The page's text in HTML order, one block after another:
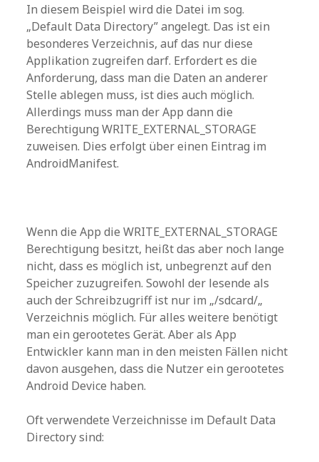
In diesem Beispiel wird die Datei im sog.
„Default Data Directory” angelegt. Das ist ein
besonderes Verzeichnis, auf das nur diese
Applikation zugreifen darf. Erfordert es die
Anforderung, dass man die Daten an anderer
Stelle ablegen muss, ist dies auch möglich.
Allerdings muss man der App dann die
Berechtigung WRITE_EXTERNAL_STORAGE
zuweisen. Dies erfolgt über einen Eintrag im
AndroidManifest.
Wenn die App die WRITE_EXTERNAL_STORAGE
Berechtigung besitzt, heißt das aber noch lange
nicht, dass es möglich ist, unbegrenzt auf den
Speicher zuzugreifen. Sowohl der lesende als
auch der Schreibzugriff ist nur im „/sdcard/„
Verzeichnis möglich. Für alles weitere benötigt
man ein gerootetes Gerät. Aber als App
Entwickler kann man in den meisten Fällen nicht
davon ausgehen, dass die Nutzer ein gerootetes
Android Device haben.
Oft verwendete Verzeichnisse im Default Data
Directory sind: